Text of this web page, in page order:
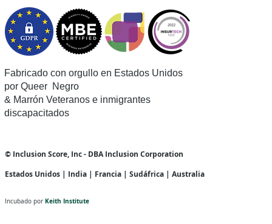
Fabricado con orgullo en Estados Unidos
por Queer Negro
& Marrón Veteranos e inmigrantes
discapacitados
© Inclusion Score, Inc - DBA Inclusion Corporation
Estados Unidos | India | Francia | Sudáfrica | Australia
Incubado por Keith Institute